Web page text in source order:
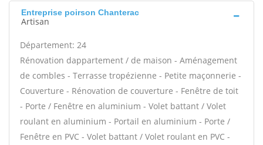
Entreprise poirson Chanterac
Artisan
Département: 24
Rénovation dappartement / de maison - Aménagement
de combles - Terrasse tropézienne - Petite maçonnerie -
Couverture - Rénovation de couverture - Fenêtre de toit
- Porte / Fenêtre en aluminium - Volet battant / Volet
roulant en aluminium - Portail en aluminium - Porte /
Fenêtre en PVC - Volet battant / Volet roulant en PVC -